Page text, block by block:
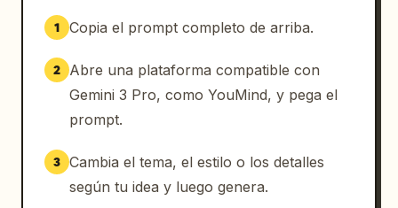
1 Copia el prompt completo de arriba.
2
Abre una plataforma compatible con
Gemini 3 Pro, como YouMind, y pega el
prompt.
3 Cambia el tema, el estilo o los detalles
según tu idea y luego genera.